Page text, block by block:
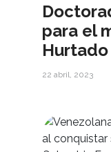
para el
Hurtado
22 abril, 2023